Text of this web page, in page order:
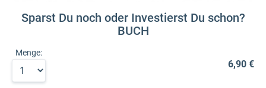
Sparst Du noch oder Investierst Du schon?
BUCH
Menge:
6,90 €